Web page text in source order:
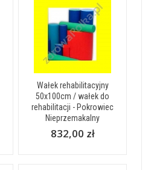
Wałek rehabilitacyjny
50x100cm / wałek do
rehabilitacji - Pokrowiec
Nieprzemakalny
832,00 zł